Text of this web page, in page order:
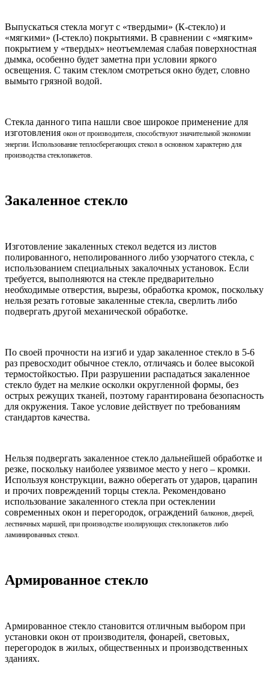
Выпускаться стекла могут с «твердыми» (К-стекло) и
«мягкими» (I-стекло) покрытиями. В сравнении с «мягким»
покрытием у «твердых» неотъемлемая слабая поверхностная
дымка, особенно будет заметна при условии яркого
освещения. С таким стеклом смотреться окно будет, словно
вымыто грязной водой.
Стекла данного типа нашли свое широкое применение для
изготовления окон от производителя, способствуют значительной экономии
энергии. Использование теплосберегающих стекол в основном характерно для
производства стеклопакетов.
Закаленное стекло
Изготовление закаленных стекол ведется из листов
полированного, неполированного либо узорчатого стекла, с
использованием специальных закалочных установок. Если
требуется, выполняются на стекле предварительно
необходимые отверстия, вырезы, обработка кромок, поскольку
нельзя резать готовые закаленные стекла, сверлить либо
подвергать другой механической обработке.
По своей прочности на изгиб и удар закаленное стекло в 5-6
раз превосходит обычное стекло, отличаясь и более высокой
термостойкостью. При разрушении распадаться закаленное
стекло будет на мелкие осколки округленной формы, без
острых режущих тканей, поэтому гарантирована безопасность
для окружения. Такое условие действует по требованиям
стандартов качества.
Нельзя подвергать закаленное стекло дальнейшей обработке и
резке, поскольку наиболее уязвимое место у него – кромки.
Используя конструкции, важно оберегать от ударов, царапин
и прочих повреждений торцы стекла. Рекомендовано
использование закаленного стекла при остеклении
современных окон и перегородок, ограждений балконов, дверей,
лестничных маршей, при производстве изолирующих стеклопакетов либо
ламинированных стекол.
Армированное стекло
Армированное стекло становится отличным выбором при
установки окон от производителя, фонарей, световых,
перегородок в жилых, общественных и производственных
зданиях.